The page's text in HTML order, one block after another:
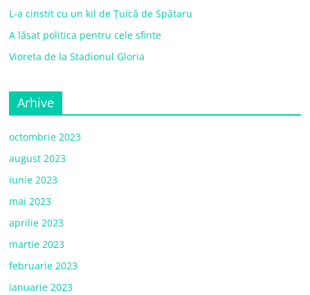
L-a cinstit cu un kil de Țuică de Spătaru
A lăsat politica pentru cele sfinte
Vioreta de la Stadionul Gloria
Arhive
octombrie 2023
august 2023
iunie 2023
mai 2023
aprilie 2023
martie 2023
februarie 2023
ianuarie 2023